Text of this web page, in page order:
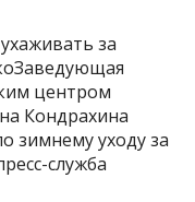
за
центром
Кондрахина
зимнему уходу за
служба